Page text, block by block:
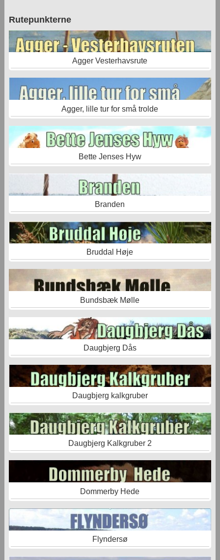
Rutepunkterne
Agger Vesterhavsrute
Agger, lille tur for små trolde
Bette Jenses Hyw
Branden
Bruddal Høje
Bundsbæk Mølle
Daugbjerg Dås
Daugbjerg kalkgruber
Daugbjerg Kalkgruber 2
Dommerby Hede
Flyndersø